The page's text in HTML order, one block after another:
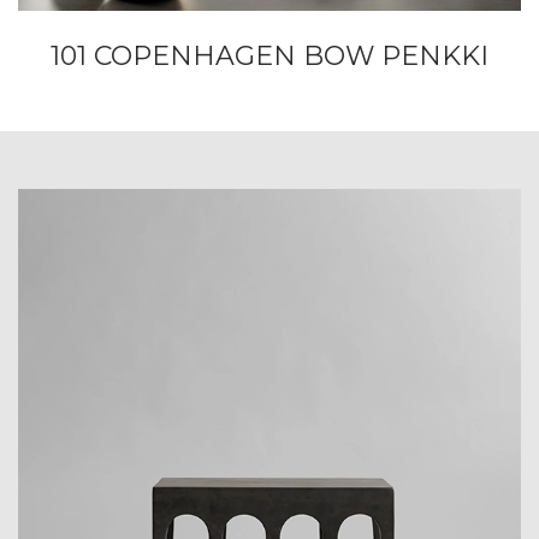
101 COPENHAGEN BOW PENKKI